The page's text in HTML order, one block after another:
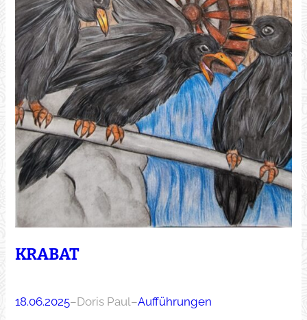
KRABAT
18.06.2025–Doris Paul–Aufführungen